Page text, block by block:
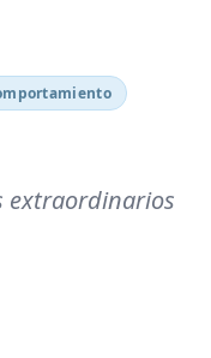
extraordinarios